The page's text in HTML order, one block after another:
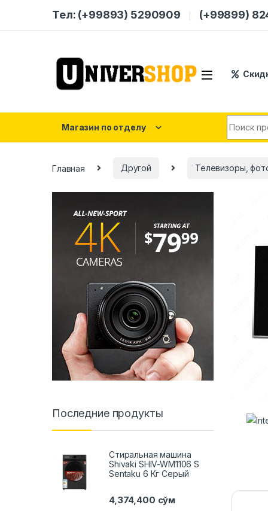
Тел: (+99893) 5290909 (+99899)
Магазин по отделу
Главная Другой Телевизоры,
Последние продукты
Стиральная машина
Shivaki SHIV-WM1106 S
Sentaku 6 Кг Серый
4,374,400 сўм